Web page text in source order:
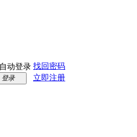
自动登录 找回密码
登录 立即注册